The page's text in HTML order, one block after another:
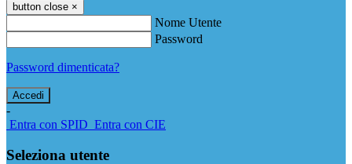
button close ×
Nome Utente
Password
Password dimenticata?
-
Entra con SPID Entra con CIE
Seleziona utente